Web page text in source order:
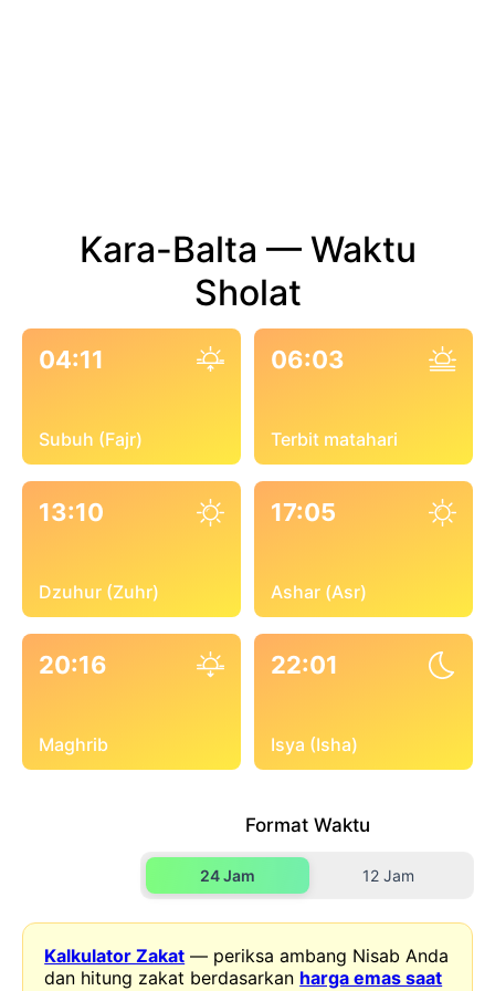
Kara-Balta — Waktu
Sholat
04:11
Subuh (Fajr)
06:03
Terbit matahari
13:10
Dzuhur (Zuhr)
17:05
Ashar (Asr)
20:16
Maghrib
22:01
Isya (Isha)
Format Waktu
24 Jam 12 Jam
Kalkulator Zakat — periksa ambang Nisab Anda
dan hitung zakat berdasarkan harga emas saat